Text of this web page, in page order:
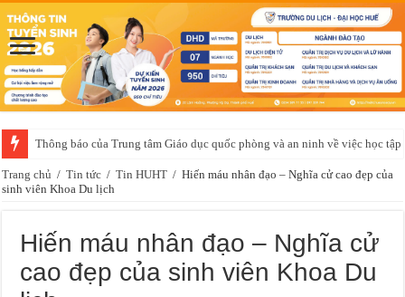
Thông báo của Trung tâm Giáo dục quốc phòng và an ninh về việc học
Trang chủ / Tin tức / Tin HUHT / Hiến máu nhân đạo – Nghĩa cử cao đẹp của
sinh viên Khoa Du lịch
Hiến máu nhân đạo – Nghĩa cử
cao đẹp của sinh viên Khoa Du